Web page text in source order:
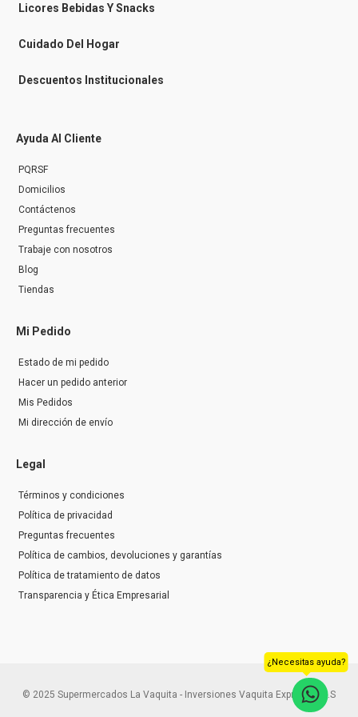
n
g
r
Licores Bebidas Y Snacks
Cuidado Del Hogar
Descuentos Institucionales
Ayuda Al Cliente
PQRSF
Domicilios
Contáctenos
Preguntas frecuentes
Trabaje con nosotros
Blog
Tiendas
Mi Pedido
Estado de mi pedido
Hacer un pedido anterior
Mis Pedidos
Mi dirección de envío
Legal
Términos y condiciones
Política de privacidad
Preguntas frecuentes
Política de cambios, devoluciones y garantías
Política de tratamiento de datos
Transparencia y Ética Empresarial
© 2025 Supermercados La Vaquita - Inversiones Vaquita Express S.A.S
¿Necesitas ayuda?